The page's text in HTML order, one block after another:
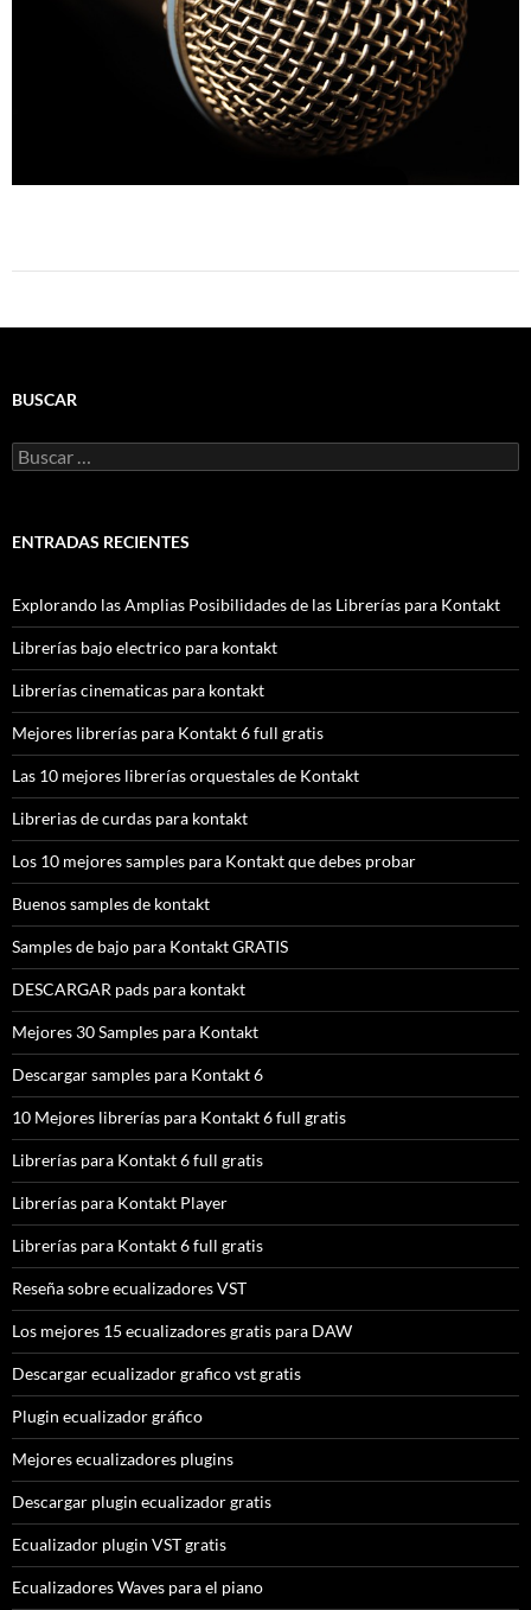
BUSCAR
Buscar:
ENTRADAS RECIENTES
Explorando las Amplias Posibilidades de las Librerías para Kontakt
Librerías bajo electrico para kontakt
Librerías cinematicas para kontakt
Mejores librerías para Kontakt 6 full gratis
Las 10 mejores librerías orquestales de Kontakt
Librerias de curdas para kontakt
Los 10 mejores samples para Kontakt que debes probar
Buenos samples de kontakt
Samples de bajo para Kontakt GRATIS
DESCARGAR pads para kontakt
Mejores 30 Samples para Kontakt
Descargar samples para Kontakt 6
10 Mejores librerías para Kontakt 6 full gratis
Librerías para Kontakt 6 full gratis
Librerías para Kontakt Player
Librerías para Kontakt 6 full gratis
Reseña sobre ecualizadores VST
Los mejores 15 ecualizadores gratis para DAW
Descargar ecualizador grafico vst gratis
Plugin ecualizador gráfico
Mejores ecualizadores plugins
Descargar plugin ecualizador gratis
Ecualizador plugin VST gratis
Ecualizadores Waves para el piano